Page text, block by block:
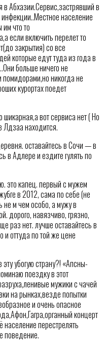
Абхазии.Сервис,застрявший в
население
что то
если включить перелет то
закрытия) со все
которые едут туда из года в
больше ничего не
никогда не
курортах поедет
вот сервиса нет ( Но
Лдзаа находится.
оставайтесь в Сочи — в
в Адлере и ездите гулять по
это капец. первый с мужем
в 2012, сама по себе (не
не м чем особо, а мужу в
дорого, навязчиво, грязно,
раз нет. лучше оставайтесь в
оттуда по той же цене
убогую страну?! «Апсны-
поездку в этот
мужики с чачей
на рынках,везде попытки
и очень опасное
концерт
перестрелять
поведение.